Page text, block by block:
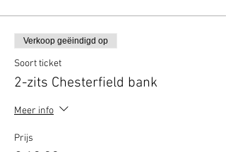
Verkoop geëindigd op
Soort ticket
2-zits Chesterfield bank
Meer info
Prijs